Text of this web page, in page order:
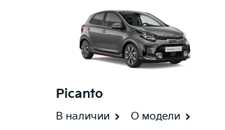
Picanto
В наличии О модели